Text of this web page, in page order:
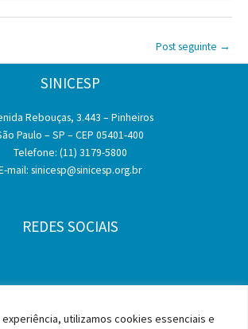
experiência, utilizamos cookies essenciais e
Post seguinte →
SINICESP
Rebouças, 3.443 – Pinheiros
Paulo – SP – CEP 05401-400
Telefone: (11) 3179-5800
mail: sinicesp@sinicesp.org.br
REDES SOCIAIS